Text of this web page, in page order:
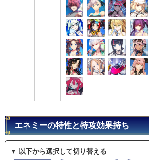
エネミーの特性と特攻効果持ち
▼ 以下から選択して切り替える